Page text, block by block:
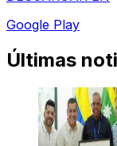
Google Play
Últimas